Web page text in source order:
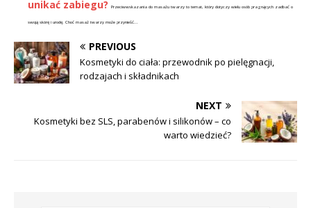
unikać zabiegu?
Przeciwwskazania do masażu twarzy to temat, który dotyczy wielu osób pragnących zadbać o
swoją skórę i urodę. Choć masaż twarzy może przynieść...
PREVIOUS
Kosmetyki do ciała: przewodnik po pielęgnacji,
rodzajach i składnikach
NEXT
Kosmetyki bez SLS, parabenów i silikonów – co
warto wiedzieć?